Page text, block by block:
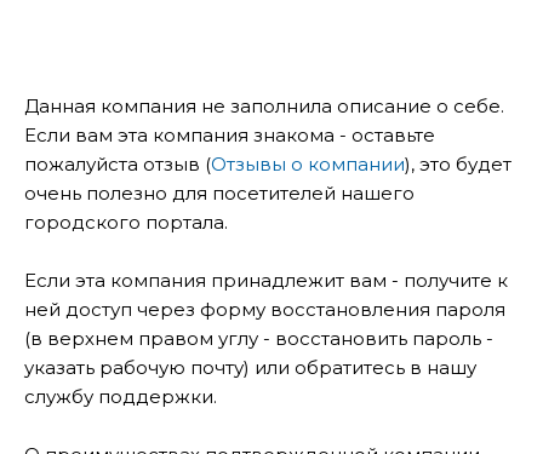
Данная компания не заполнила описание о себе.
Если вам эта компания знакома - оставьте
пожалуйста отзыв (Отзывы о компании), это будет
очень полезно для посетителей нашего
городского портала.
Если эта компания принадлежит вам - получите к
ней доступ через форму восстановления пароля
(в верхнем правом углу - восстановить пароль -
указать рабочую почту) или обратитесь в нашу
службу поддержки.